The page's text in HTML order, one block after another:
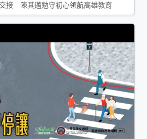
接 陳其邁勉守初心領航高雄教育